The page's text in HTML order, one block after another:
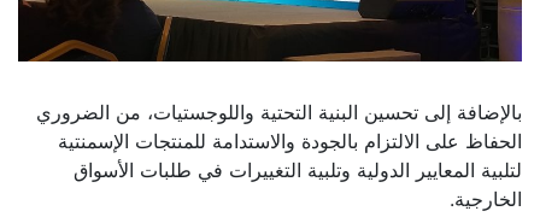
بالإضافة إلى تحسين البنية التحتية واللوجستيات، من الضروري
الحفاظ على الالتزام بالجودة والاستدامة للمنتجات الإسمنتية
لتلبية المعايير الدولية وتلبية التغييرات في طلبات الأسواق
الخارجية.